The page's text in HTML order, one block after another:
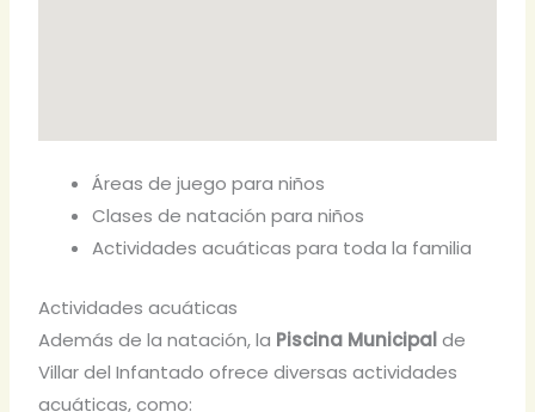
Áreas de juego para niños
Clases de natación para niños
Actividades acuáticas para toda la familia
Actividades acuáticas
Además de la natación, la Piscina Municipalde
Villar del Infantado ofrece diversas actividades
acuáticas, como: